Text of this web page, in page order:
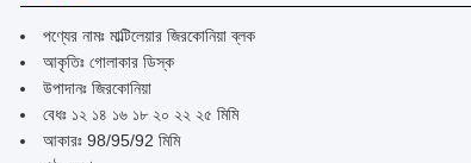
পণ্যের নামঃ মাল্টিলেয়ার জিরকোনিয়া ব্লক
আকৃতিঃ গোলাকার ডিস্ক
উপাদানঃ জিরকোনিয়া
বেধঃ ১২ ১৪ ১৬ ১৮ ২০ ২২ ২৫ মিমি
আকারঃ 98/95/92 মিমি